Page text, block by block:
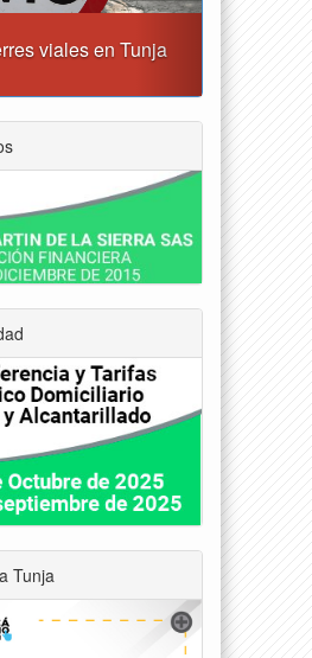
Regional en Asfixia
Tunja